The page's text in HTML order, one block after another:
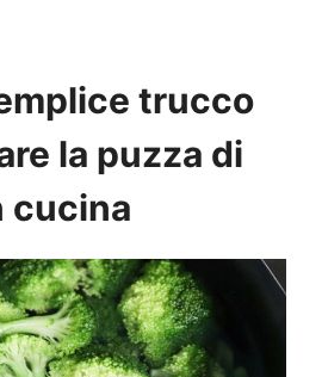
trucco
la puzza di
cucina